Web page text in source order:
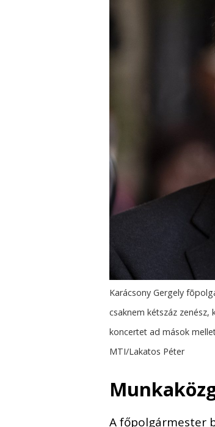
Karácsony Gergely
csaknem kétszáz zenész,
koncertet ad mások
MTI/Lakatos Péter
A főpolgármester